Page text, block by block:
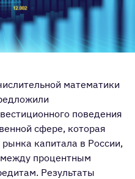
математики
поведения
сфере, которая
капитала в России,
процентным
Результаты